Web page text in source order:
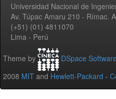
Universidad Nacional de
Av. Túpac Amaru 210 - Rímac.
(+51) (01) 4811070
Lima - Perú
Theme by DSpace Software
2008 MIT and Hewlett-Packard -